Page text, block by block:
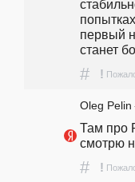
первый
станет
# !
Oleg Pelin
Там про
смотрю
# !